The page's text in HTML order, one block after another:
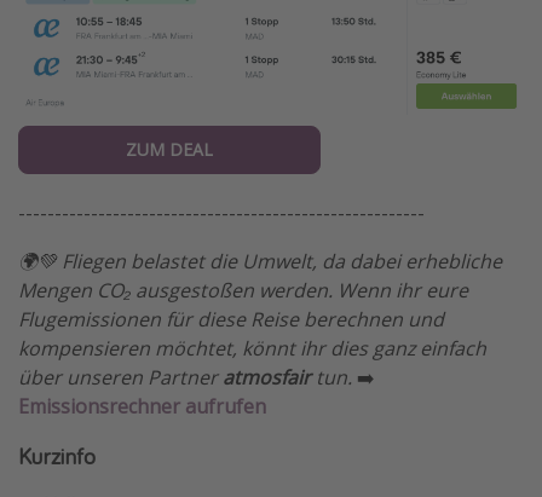
ZUM DEAL
--------------------------------------------------------
🌍💚 Fliegen belastet die Umwelt, da dabei erhebliche
Mengen CO₂ ausgestoßen werden. Wenn ihr eure
Flugemissionen für diese Reise berechnen und
kompensieren möchtet, könnt ihr dies ganz einfach
über unseren Partneratmosfairtun. ➡️
Emissionsrechner aufrufen
Kurzinfo